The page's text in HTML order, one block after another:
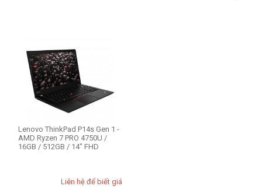
Lenovo ThinkPad P14s Gen 1 -
AMD Ryzen 7 PRO 4750U /
16GB / 512GB / 14" FHD
Liên hệ để biết giá